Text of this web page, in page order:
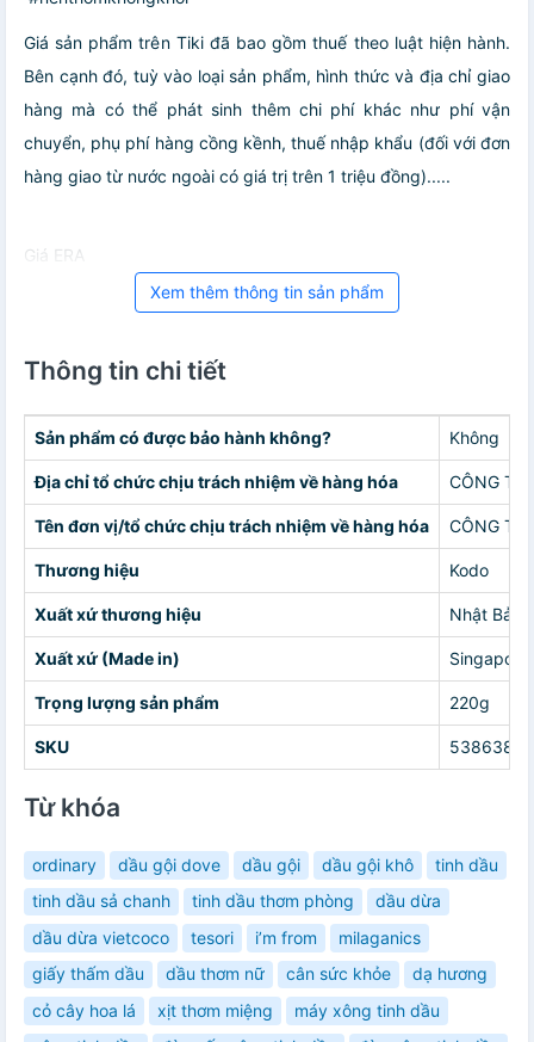
Giá sản phẩm trên Tiki đã bao gồm thuế theo luật hiện hành.
Bên cạnh đó, tuỳ vào loại sản phẩm, hình thức và địa chỉ giao
hàng mà có thể phát sinh thêm chi phí khác như phí vận
chuyển, phụ phí hàng cồng kềnh, thuế nhập khẩu (đối với đơn
hàng giao từ nước ngoài có giá trị trên 1 triệu đồng).....
Giá ERA
Xem thêm thông tin sản phẩm
Thông tin chi tiết
Sản phẩm có được bảo hành không? Không
Địa chỉ tổ chức chịu trách nhiệm về hàng hóa CÔNG TY
Tên đơn vị/tổ chức chịu trách nhiệm về hàng hóa CÔNG TY
Thương hiệu Kodo
Xuất xứ thương hiệu Nhật Bản
Xuất xứ (Made in) Singapore
Trọng lượng sản phẩm 220g
SKU
Từ khóa
ordinary dầu gội dove dầu gội dầu gội khô
tinh dầu
tinh dầu sả chanh
tinh dầu thơm phòng
dầu dừa
dầu dừa vietcoco
tesori i’m from
milaganics
giấy thấm dầu
dầu thơm nữ cân sức khỏe
dạ hương
cỏ cây hoa lá
xịt thơm miệng
máy xông tinh dầu